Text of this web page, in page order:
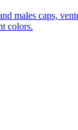
males caps,
colors.